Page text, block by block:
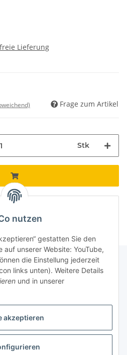
Lieferung
Frage zum Artikel
Stk
werden geladen ...
nutzen
gestatten Sie den
auf unserer Website: YouTube,
die Einstellung jederzeit
links unten). Weitere Details
und in unserer
akzeptieren